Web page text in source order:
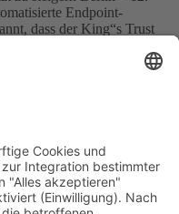
Endpoint-
dass der King“s Trust
gemeinnützige